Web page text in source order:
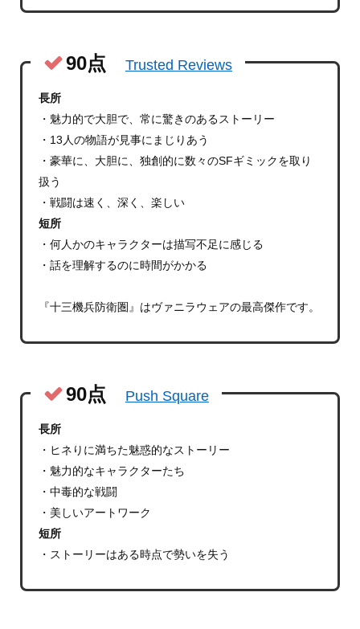
90点 Trusted Reviews
長所
・魅力的で大胆で、常に驚きのあるストーリー
・13人の物語が見事にまじりあう
・豪華に、大胆に、独創的に数々のSFギミックを取り
扱う
・戦闘は速く、深く、楽しい
短所
・何人かのキャラクターは描写不足に感じる
・話を理解するのに時間がかかる
『十三機兵防衛圏』はヴァニラウェアの最高傑作です。
90点 Push Square
長所
・ヒネりに満ちた魅惑的なストーリー
・魅力的なキャラクターたち
・中毒的な戦闘
・美しいアートワーク
短所
・ストーリーはある時点で勢いを失う